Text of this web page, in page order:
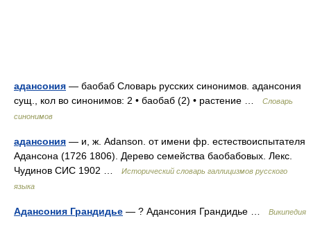
адансония — баобаб Словарь русских синонимов. адансония
сущ., кол во синонимов: 2 • баобаб (2) • растение …
Словарь
синонимов
адансония — и, ж. Adanson. от имени фр. естествоиспытателя
Адансона (1726 1806). Дерево семейства баобабовых. Лекс.
Чудинов СИС 1902 …
Исторический словарь галлицизмов русского
языка
Адансония Грандидье — ? Адансония Грандидье … Википедия